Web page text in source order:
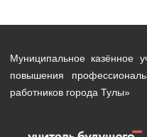
Муниципальное казённое
повышения
работников города Тулы»